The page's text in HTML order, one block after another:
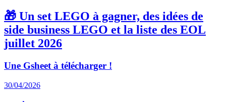
🎁 Un set LEGO à gagner, des idées de
side business LEGO et la liste des EOL
juillet 2026
Une Gsheet à télécharger !
30/04/2026